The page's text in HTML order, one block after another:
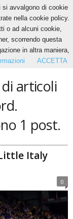
articoli
1 post.
Italy
0
avvalgono di cookie
nella cookie policy.
o ad alcuni cookie,
scorrendo questa
in altra maniera,
ACCETTA